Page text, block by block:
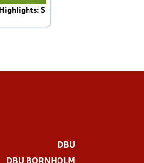
Highlights: Skotland - Danmark 4-2
DBU